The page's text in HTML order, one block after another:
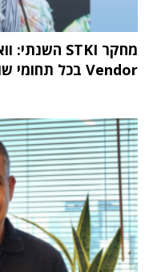
Vendor בכל תחומי שוק ה-IT